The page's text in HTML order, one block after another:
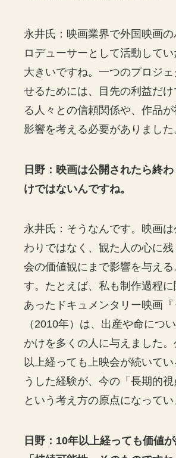
永井氏：映画業界で外国映画
ロデューサーとして活動して
大きいですね。一つのプロジェ
せるためには、目先の利益だ
る人々との信頼関係や、作品
影響を考える必要がありました
日野：映画は公開されたら終
けではないんですね。
永井氏：そうなんです。映画
わりではなく、観た人の心に
会の価値観にまで影響を与える
す。たとえば、私も制作過程
あったドキュメンタリー映画『
（2010年）は、出産や命につ
かけを多くの人に与えました
以上経っても上映会が続いて
うした経験が、今の「長期的視
という考え方の原点になってい
日野：10年以上経っても価値